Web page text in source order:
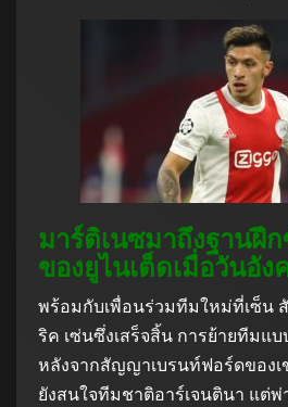
มาร์ติเนซมาถึงฐานฝึ
ของยูไนเต็ดเมื่อวันอัง
พร้อมกับเพื่อนร่วมทีมใหม่ที่เซ็น
ริค เซ่นซึ่งเสร็จสิ้น การย้ายทีมแ
หลังจากสัญญาเบรนท์ฟอร์ดของเ
ยังสนใจทีมชาติอาร์เจนตินา แต่